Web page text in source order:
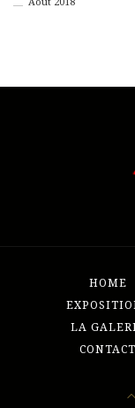
HOME
LA
CONTACT